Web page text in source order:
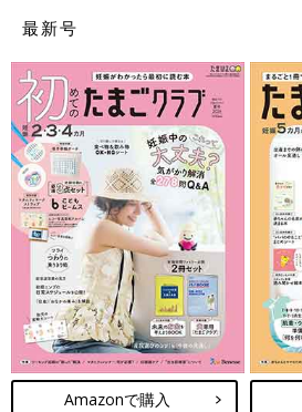
最新号
Amazonで購入